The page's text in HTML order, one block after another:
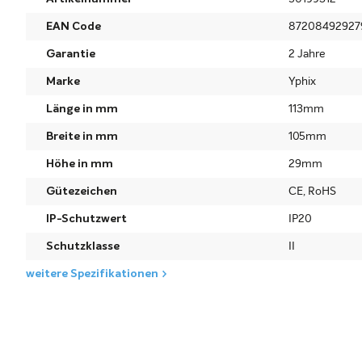
EAN Code
Garantie 2 Jahre
Marke Yphix
Länge in mm 113mm
Breite in mm 105mm
Höhe in mm 29mm
Gütezeichen CE, RoHS
IP-Schutzwert IP20
Schutzklasse
weitere Spezifikationen